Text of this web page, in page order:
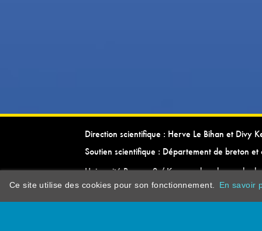
Direction scientifique : Herve Le Bihan et Divy
Soutien scientifique : Département de breton et
Université Rennes 2 / Kevrenn brezhoneg ha
Ce site utilise des cookies pour son fonctionnement. En savoir